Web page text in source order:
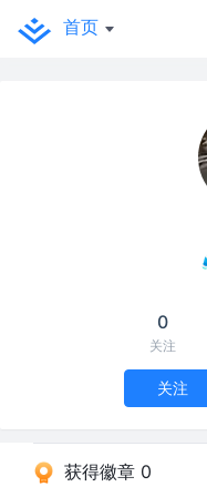
首页
0
关注
关注
获得徽章 0